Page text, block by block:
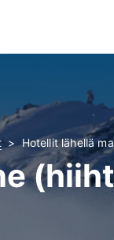
Hotellit lähellä